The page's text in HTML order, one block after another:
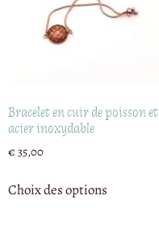
Bracelet en cuir de poisson et
acier inoxydable
€ 35,00
Choix des options